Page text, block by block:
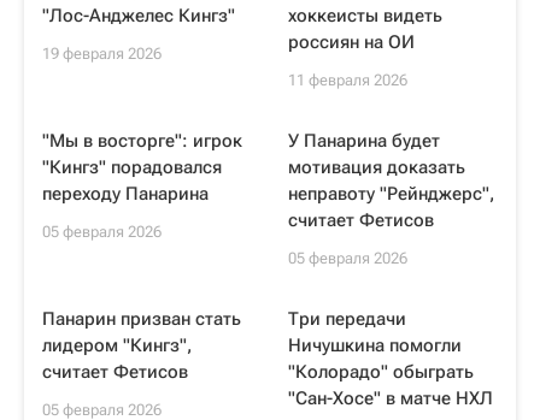
"Лос-Анджелес Кингз"
19 февраля 2026
хоккеисты видеть
россиян на ОИ
11 февраля 2026
"Мы в восторге": игрок
"Кингз" порадовался
переходу Панарина
05 февраля 2026
У Панарина будет
мотивация доказать
неправоту "Рейнджерс",
считает Фетисов
05 февраля 2026
Панарин призван стать
лидером "Кингз",
считает Фетисов
05 февраля 2026
Три передачи
Ничушкина помогли
"Колорадо" обыграть
"Сан-Хосе" в матче НХЛ